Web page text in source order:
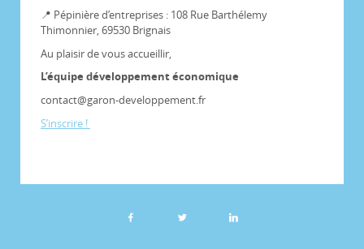
📍 Pépinière d’entreprises : 108 Rue Barthélemy
Thimonnier, 69530 Brignais
Au plaisir de vous accueillir,
L’équipe développement économique
contact@garon-developpement.fr
S’inscrire !